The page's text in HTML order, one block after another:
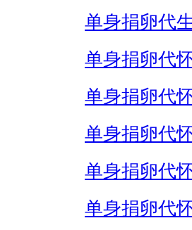
单身捐卵代
单身捐卵代
单身捐卵代
单身捐卵代
单身捐卵代
单身捐卵代